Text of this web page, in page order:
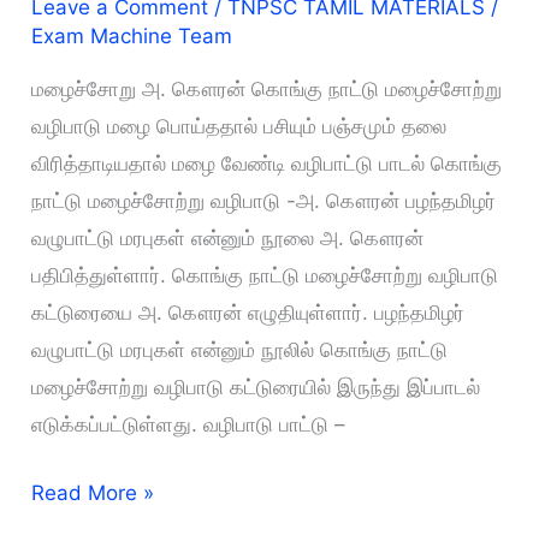
Leave a Comment /TNPSC TAMIL MATERIALS /
Exam Machine Team
மழைச்சோறு அ. கௌரன் கொங்கு நாட்டு மழைச்சோற்று
வழிபாடு மழை பொய்ததால் பசியும் பஞ்சமும் தலை
விரித்தாடியதால் மழை வேண்டி வழிபாட்டு பாடல் கொங்கு
நாட்டு மழைச்சோற்று வழிபாடு -அ. கௌரன் பழந்தமிழர்
வழுபாட்டு மரபுகள் என்னும் நூலை அ. கௌரன்
பதிபித்துள்ளார். கொங்கு நாட்டு மழைச்சோற்று வழிபாடு
கட்டுரையை அ. கௌரன் எழுதியுள்ளார். பழந்தமிழர்
வழுபாட்டு மரபுகள் என்னும் நூலில் கொங்கு நாட்டு
மழைச்சோற்று வழிபாடு கட்டுரையில் இருந்து இப்பாடல்
எடுக்கப்பட்டுள்ளது. வழிபாடு பாட்டு –
மழைச்சோறு
Read More »